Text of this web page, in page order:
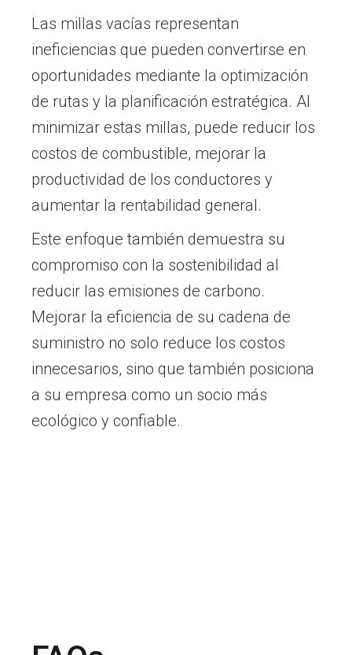
Las millas vacías representan
ineficiencias que pueden convertirse en
oportunidades mediante la optimización
de rutas y la planificación estratégica. Al
minimizar estas millas, puede reducir los
costos de combustible, mejorar la
productividad de los conductores y
aumentar la rentabilidad general.
Este enfoque también demuestra su
compromiso con la sostenibilidad al
reducir las emisiones de carbono.
Mejorar la eficiencia de su cadena de
suministro no solo reduce los costos
innecesarios, sino que también posiciona
a su empresa como un socio más
ecológico y confiable.